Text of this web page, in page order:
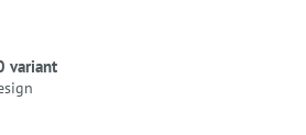
variant